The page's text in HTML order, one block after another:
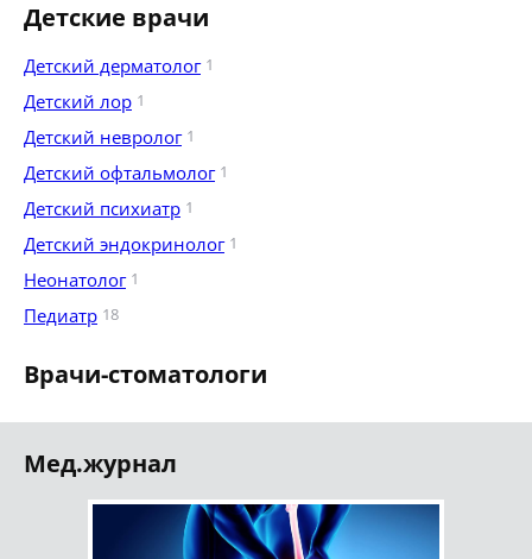
Детские врачи
Детский дерматолог 1
Детский лор 1
Детский невролог 1
Детский офтальмолог 1
Детский психиатр 1
Детский эндокринолог 1
Неонатолог 1
Педиатр 18
Врачи-стоматологи
Мед.журнал